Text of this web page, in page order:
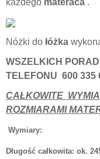
Nóżki do łóżka
WSZELKICH
TELEFONU 600 335
CAŁKOWITE
ROZMIARAMI
Wymiary:
Długość całkowita: ok.